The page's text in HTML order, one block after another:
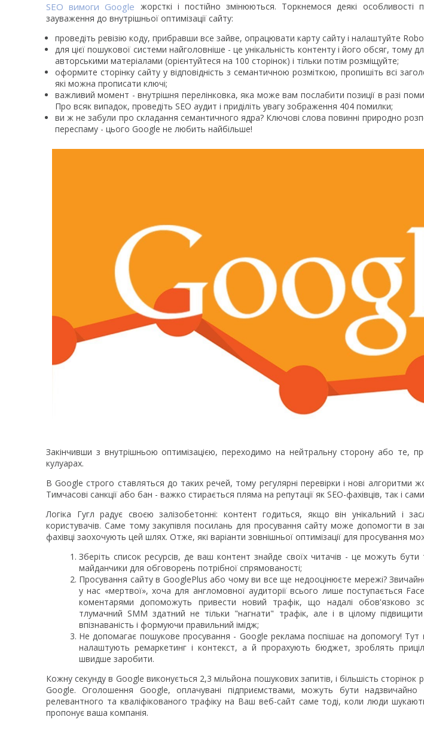
SEO вимоги Google жорсткі і постійно змінюються. Торкнемося деякі
зауваження до внутрішньої оптимізації сайту:
проведіть ревізію коду, прибравши все зайве, опрацювати карту сайту і налаштуйте
для цієї пошукової системи найголовніше - це унікальність контенту і його обсяг, тому
авторськими матеріалами (орієнтуйтеся на 100 сторінок) і тільки потім розміщуйте;
оформите сторінку сайту у відповідність з семантичною розміткою, пропишіть всі
які можна прописати ключі;
важливий момент - внутрішня перелінковка, яка може вам послабити позиції в разі
Про всяк випадок, проведіть SEО аудит і приділіть увагу зображення 404 помилки;
ви ж не забули про складання семантичного ядра? Ключові слова повинні природно
переспаму - цього Google не любить найбільше!
Закінчивши з внутрішньою оптимізацією, переходимо на нейтральну сторону або те,
кулуарах.
В Google строго ставляться до таких речей, тому регулярні перевірки і нові алгоритми
Тимчасові санкції або бан - важко стирається пляма на репутації як SEO-фахівців, так і
Логіка Гугл радує своєю залізобетонні: контент годиться, якщо він унікальний і
користувачів. Саме тому закупівля посилань для просування сайту може допомогти в
фахівці заохочують цей шлях. Отже, які варіанти зовнішньої оптимізації для просування
Зберіть список ресурсів, де ваш контент знайде своїх читачів - це можуть бути
майданчики для обговорень потрібної спрямованості;
Просування сайту в GooglePlus або чому ви все ще недооцінюєте мережі?
у нас «мертвої», хоча для англомовної аудиторії всього лише поступається
коментарями допоможуть привести новий трафік, що надалі обов'язково
тлумачний SMM здатний не тільки "нагнати" трафік, але і в цілому
впізнаваність і формуючи правильний імідж;
Не допомагає пошукове просування - Google реклама поспішає на допомогу! Тут
налаштують ремаркетинг і контекст, а й прорахують бюджет, зроблять
швидше заробити.
Кожну секунду в Google виконується 2,3 мільйона пошукових запитів, і більшість сторінок
Google. Оголошення Google, оплачувані підприємствами, можуть бути
релевантного та кваліфікованого трафіку на Ваш веб-сайт саме тоді, коли люди
пропонує ваша компанія.